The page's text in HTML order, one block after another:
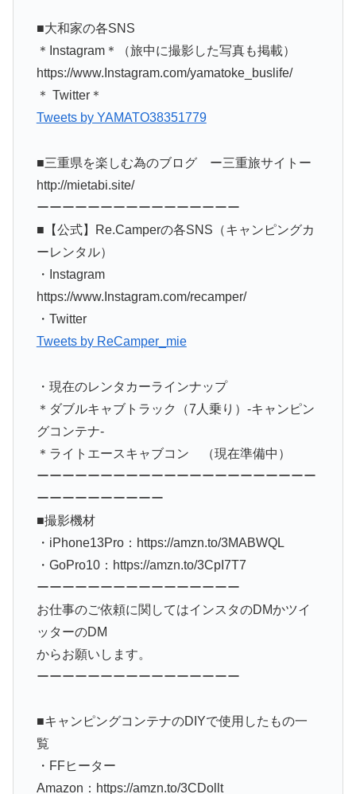
■大和家の各SNS
＊Instagram＊（旅中に撮影した写真も掲載）
https://www.Instagram.com/yamatoke_buslife/
＊ Twitter＊
Tweets by YAMATO38351779
■三重県を楽しむ為のブログ ー三重旅サイトー
http://mietabi.site/
ーーーーーーーーーーーーーーーー
■【公式】Re.Camperの各SNS（キャンピングカ
ーレンタル）
・Instagram
https://www.Instagram.com/recamper/
・Twitter
Tweets by ReCamper_mie
・現在のレンタカーラインナップ
＊ダブルキャブトラック（7人乗り）-キャンピン
グコンテナ-
＊ライトエースキャブコン （現在準備中）
ーーーーーーーーーーーーーーーーーーーーーー
ーーーーーーーーーー
■撮影機材
・iPhone13Pro：https://amzn.to/3MABWQL
・GoPro10：https://amzn.to/3CpI7T7
ーーーーーーーーーーーーーーーー
お仕事のご依頼に関してはインスタのDMかツイ
ッターのDM
からお願いします。
ーーーーーーーーーーーーーーーー
■キャンピングコンテナのDIYで使用したもの一
覧
・FFヒーター
Amazon：https://amzn.to/3CDollt